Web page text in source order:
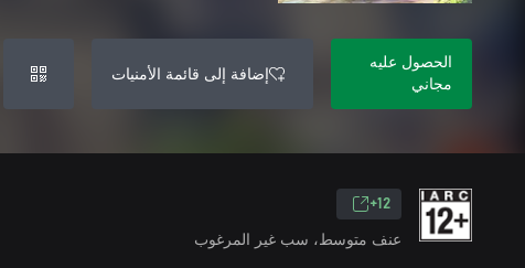
الحصول عليه
مجاني
إضافة إلى قائمة الأمنيات
12+
عنف متوسط، سب غير المرغوب